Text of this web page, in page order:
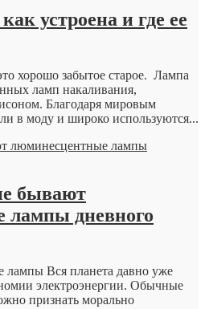
устроена и где ее
хорошо забытое старое. Лампа
ламп накаливания,
Благодаря мировым
в моду и широко используются...
бывают
лампы дневного
лампы Вся планета давно уже
электроэнергии. Обычные
признать морально